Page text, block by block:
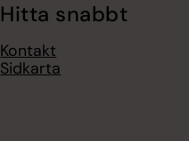
Hitta snabbt
Kontakt
Sidkarta